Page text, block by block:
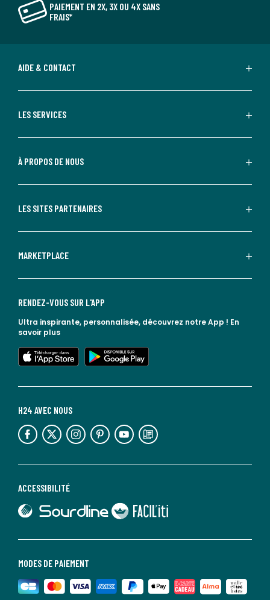
PAIEMENT EN 2X, 3X OU 4X SANS
FRAIS*
AIDE & CONTACT
LES SERVICES
À PROPOS DE NOUS
LES SITES PARTENAIRES
MARKETPLACE
MODES DE PAIEMENT
ACCESSIBILITÉ
lien vers Sourdline
lien vers Faciliti
H24 AVEC NOUS
lien vers l'espace réseaux sociaux lien vers l'espace réseaux sociaux lien vers l'espace réseaux sociaux lien vers l'espace réseaux sociaux lien vers l'espace réseaux sociaux lien vers le blog la redoute
RENDEZ-VOUS SUR L'APP
Ultra inspirante, personnalisée, découvrez notre App ! En
savoir plus
lien vers l'app store
lien vers google play